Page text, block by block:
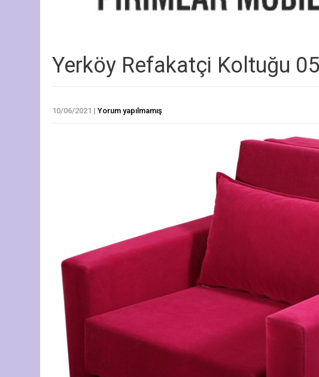
Yerköy Refakatçi Koltuğu
10/06/2021 | Yorum yapılmamış